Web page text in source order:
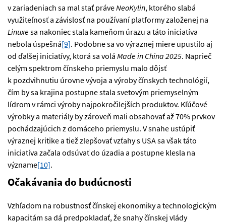
v zariadeniach sa mal stať práveNeoKylin, ktorého slabá
využiteľnosť a závislosť na používaní platformy založenej na
Linuxesa nakoniec stala kameňom úrazu a táto iniciatíva
nebola úspešná[9]. Podobne sa vo výraznej miere upustilo aj
od ďalšej iniciatívy, ktorá sa volá Made in China 2025. Naprieč
celým spektrom čínskeho priemyslu malo dôjsť
k pozdvihnutiu úrovne vývoja a výroby čínskych technológií,
čím by sa krajina postupne stala svetovým priemyselným
lídrom v rámci výroby najpokročilejších produktov. Kľúčové
výrobky a materiály by zároveň mali obsahovať až 70% prvkov
pochádzajúcich z domáceho priemyslu. V snahe ustúpiť
výraznej kritike a tiež zlepšovať vzťahy s USA sa však táto
iniciatíva začala odsúvať do úzadia a postupne klesla na
význame[10].
Očakávania do budúcnosti
Vzhľadom na robustnosť čínskej ekonomiky a technologickým
kapacitám sa dá predpokladať, že snahy čínskej vlády